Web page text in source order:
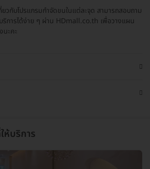
ยวกับโปรแกรมกำจัดขนในแต่ละจุด สามารถสอบถาม
ริการได้ง่าย ๆ ผ่าน HDmall.co.th เพื่อวางแผน
นะคะ
ห้บริการ